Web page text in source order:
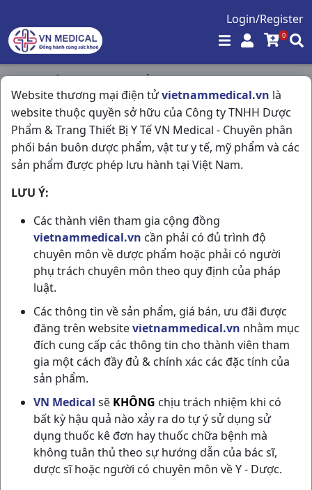
Login/Register
0
Website thương mại điện tửvietnammedical.vn là
website thuộc quyền sở hữu của Công ty TNHH Dược
Phẩm & Trang Thiết Bị Y Tế VN Medical - Chuyên phân
phối bán buôn dược phẩm, vật tư y tế, mỹ phẩm và các
sản phẩm được phép lưu hành tại Việt Nam.
LƯU Ý:
Các thành viên tham gia cộng đồng
vietnammedical.vn cần phải có đủ trình độ
chuyên môn về dược phẩm hoặc phải có người
phụ trách chuyên môn theo quy định của pháp
luật.
Các thông tin về sản phẩm, giá bán, ưu đãi được
đăng trên websitevietnammedical.vn nhằm mục
đích cung cấp các thông tin cho thành viên tham
gia một cách đầy đủ & chính xác các đặc tính của
sản phẩm.
VN Medical sẽ KHÔNG chịu trách nhiệm khi có
bất kỳ hậu quả nào xảy ra do tự ý sử dụng sử
dụng thuốc kê đơn hay thuốc chữa bệnh mà
không tuân thủ theo sự hướng dẫn của bác sĩ,
dược sĩ hoặc người có chuyên môn về Y - Dược.
Trang chủ / Hóa - Mỹ Phẩm /
Lột Mụn C25gr Gamma Chemicals VN
LỘT MỤN C25GR GAMMA CHEMICALS
VN
NSX:Gamma Chemicals VN
Nhóm hàng:
Hóa - Mỹ Phẩm,